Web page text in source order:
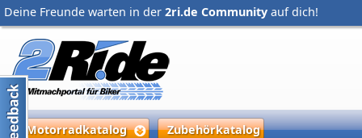
Deine Freunde warten in der 2ri.de Community auf dich!
Motorradkatalog Zubehörkatalog